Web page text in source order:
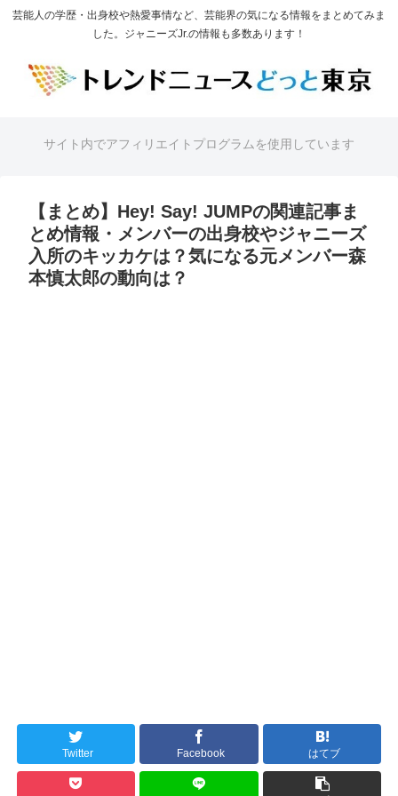
芸能人の学歴・出身校や熱愛事情など、芸能界の気になる情報をまとめてみま
した。ジャニーズJr.の情報も多数あります！
サイト内でアフィリエイトプログラムを使用しています
【まとめ】Hey! Say! JUMPの関連記事ま
とめ情報・メンバーの出身校やジャニーズ
入所のキッカケは？気になる元メンバー森
本慎太郎の動向は？
Twitter Facebook はてブ